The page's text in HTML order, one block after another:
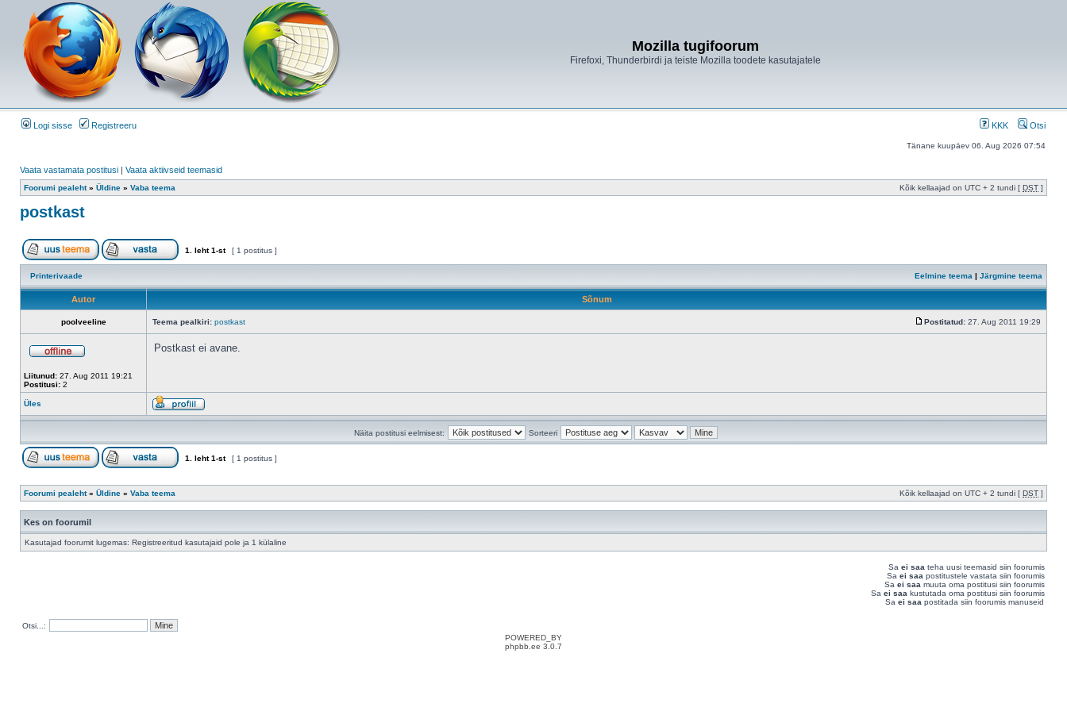
Mozilla tugifoorum
Firefoxi, Thunderbirdi ja teiste Mozilla toodete kasutajatele
Logi sisse Registreeru KKK Otsi
Tänane kuupäev 06. Aug 2026 07:54
Vaata vastamata postitusi | Vaata aktiivseid teemasid
Foorumi pealeht» Üldine » Vaba teema Kõik kellaajad on UTC + 2 tundi [ DST ]
postkast
1 . leht1-st [ 1 postitus ]
Printerivaade Eelmine teema | Järgmine teema
Autor Sõnum
poolveeline Teema pealkiri: postkast Postitatud: 27. Aug 2011 19:29
Liitunud: 27. Aug 2011 19:21
Postitusi: 2
Postkast ei avane.
Üles
Näita postitusi eelmisest: Sorteeri
1 . leht1-st [ 1 postitus ]
Foorumi pealeht» Üldine » Vaba teema Kõik kellaajad on UTC + 2 tundi [ DST ]
Kes on foorumil
Kasutajad foorumit lugemas: Registreeritud kasutajaid pole ja 1 külaline
Sa ei saa teha uusi teemasid siin foorumis
Sa ei saa postitustele vastata siin foorumis
Sa ei saa muuta oma postitusi siin foorumis
Sa ei saa kustutada oma postitusi siin foorumis
Sa ei saa postitada siin foorumis manuseid
Otsi...:
POWERED_BY
phpbb.ee 3.0.7